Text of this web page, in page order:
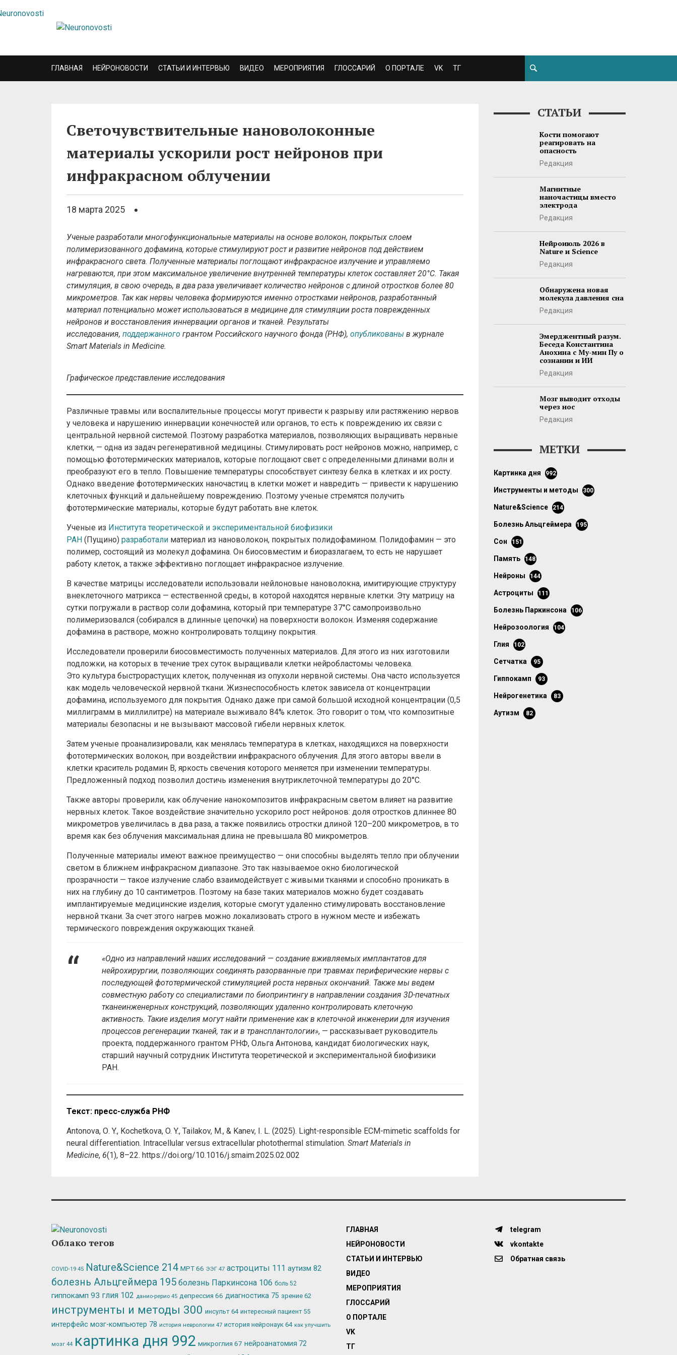
ГЛАВНАЯ НЕЙРОНОВОСТИ СТАТЬИ И ИНТЕРВЬЮ ВИДЕО МЕРОПРИЯТИЯ ГЛОССАРИЙ О ПОРТАЛЕ VK ТГ
Светочувствительные нановолоконные
материалы ускорили рост нейронов при
инфракрасном облучении
18 марта 2025
Ученые разработали многофункциональные материалы на основе волокон, покрытых слоем
полимеризованного дофамина, которые стимулируют рост и развитие нейронов под действием
инфракрасного света. Полученные материалы поглощают инфракрасное излучение и управляемо
нагреваются, при этом максимальное увеличение внутренней температуры клеток составляет 20°С. Такая
стимуляция, в свою очередь, в два раза увеличивает количество нейронов с длиной отростков более 80
микрометров. Так как нервы человека формируются именно отростками нейронов, разработанный
материал потенциально может использоваться в медицине для стимуляции роста поврежденных
нейронов и восстановления иннервации органов и тканей. Результаты
исследования, поддержанного грантом Российского научного фонда (РНФ), опубликованы в журнале
Smart Materials in Medicine.
Графическое представление исследования
Различные травмы или воспалительные процессы могут привести к разрыву или растяжению нервов
у человека и нарушению иннервации конечностей или органов, то есть к повреждению их связи с
центральной нервной системой. Поэтому разработка материалов, позволяющих выращивать нервные
клетки, — одна из задач регенеративной медицины. Стимулировать рост нейронов можно, например, с
помощью фототермических материалов, которые поглощают свет с определенными длинами волн и
преобразуют его в тепло. Повышение температуры способствует синтезу белка в клетках и их росту.
Однако введение фототермических наночастиц в клетки может и навредить — привести к нарушению
клеточных функций и дальнейшему повреждению. Поэтому ученые стремятся получить
фототермические материалы, которые будут работать вне клеток.
Ученые из Института теоретической и экспериментальной биофизики
РАН (Пущино) разработали материал из нановолокон, покрытых полидофамином. Полидофамин — это
полимер, состоящий из молекул дофамина. Он биосовместим и биоразлагаем, то есть не нарушает
работу клеток, а также эффективно поглощает инфракрасное излучение.
В качестве матрицы исследователи использовали нейлоновые нановолокна, имитирующие структуру
внеклеточного матрикса — естественной среды, в которой находятся нервные клетки. Эту матрицу на
сутки погружали в раствор соли дофамина, который при температуре 37°С самопроизвольно
полимеризовался (собирался в длинные цепочки) на поверхности волокон. Изменяя содержание
дофамина в растворе, можно контролировать толщину покрытия.
Исследователи проверили биосовместимость полученных материалов. Для этого из них изготовили
подложки, на которых в течение трех суток выращивали клетки нейробластомы человека.
Это культура быстрорастущих клеток, полученная из опухоли нервной системы. Она часто используется
как модель человеческой нервной ткани. Жизнеспособность клеток зависела от концентрации
дофамина, используемого для покрытия. Однако даже при самой большой исходной концентрации (0,5
миллиграмм в миллилитре) на материале выживало 84% клеток. Это говорит о том, что композитные
материалы безопасны и не вызывают массовой гибели нервных клеток.
Затем ученые проанализировали, как менялась температура в клетках, находящихся на поверхности
фототермических волокон, при воздействии инфракрасного облучения. Для этого авторы ввели в
клетки краситель родамин B, яркость свечения которого меняется при изменении температуры.
Предложенный подход позволил достичь изменения внутриклеточной температуры до 20°С.
Также авторы проверили, как облучение нанокомпозитов инфракрасным светом влияет на развитие
нервных клеток. Такое воздействие значительно ускорило рост нейронов: доля отростков длиннее 80
микрометров увеличилась в два раза, а также появились отростки длиной 120–200 микрометров, в то
время как без облучения максимальная длина не превышала 80 микрометров.
Полученные материалы имеют важное преимущество — они способны выделять тепло при облучении
светом в ближнем инфракрасном диапазоне. Это так называемое окно биологической
прозрачности — такое излучение слабо взаимодействует с живыми тканями и способно проникать в
них на глубину до 10 сантиметров. Поэтому на базе таких материалов можно будет создавать
имплантируемые медицинские изделия, которые смогут удаленно стимулировать восстановление
нервной ткани. За счет этого нагрев можно локализовать строго в нужном месте и избежать
термического повреждения окружающих тканей.
«Одно из направлений наших исследований — создание вживляемых имплантатов для
нейрохирургии, позволяющих соединять разорванные при травмах периферические нервы с
последующей фототермической стимуляцией роста нервных окончаний. Также мы ведем
совместную работу со специалистами по биопринтингу в направлении создания 3D-печатных
тканеинженерных конструкций, позволяющих удаленно контролировать клеточную
активность. Такие изделия могут найти применение как в клеточной инженерии для изучения
процессов регенерации тканей, так и в трансплантологии», — рассказывает руководитель
проекта, поддержанного грантом РНФ, Ольга Антонова, кандидат биологических наук,
старший научный сотрудник Института теоретической и экспериментальной биофизики
РАН.
Текст: пресс-служба РНФ
Аntonova, О. Y., Kochetkova, O. Y., Tailakov, M., & Kanev, I. L. (2025). Light-responsible ECM-mimetic scaffolds for
neural differentiation. Intracellular versus extracellular photothermal stimulation. Smart Materials in
Medicine, 6(1), 8–22. https://doi.org/10.1016/j.smaim.2025.02.002
СТАТЬИ
Кости помогают
реагировать на
опасность
Редакция
Магнитные
наночастицы вместо
электрода
Редакция
Нейроиюль 2026 в
Nature и Science
Редакция
Обнаружена новая
молекула давления сна
Редакция
Эмерджентный разум.
Беседа Константина
Анохина с Му-мин Пу о
сознании и ИИ
Редакция
Мозг выводит отходы
через нос
Редакция
МЕТКИ
картинка дня 992
инструменты и методы 300
Nature&Science 214
болезнь Альцгеймера 195
сон 151
память 148
нейроны 144
астроциты 111
болезнь Паркинсона 106
нейрозоология 104
глия 102
сетчатка 95
гиппокамп 93
нейрогенетика 83
аутизм 82
Облако тегов
COVID-19 45 Nature&Science 214 МРТ66 ЭЭГ 47 астроциты 111 аутизм 82
болезнь Альцгеймера 195 болезнь Паркинсона 106 боль 52
гиппокамп 93 глия 102 данио-рерио 45 депрессия 66 диагностика 75 зрение 62
инструменты и методы 300 инсульт 64 интересный пациент 55
интерфейс мозг-компьютер 78 история неврологии 47 история нейронаук 64 как улучшить
мозг 44 картинка дня 992 микроглия 67 нейроанатомия 72
ГЛАВНАЯ
НЕЙРОНОВОСТИ
СТАТЬИ И ИНТЕРВЬЮ
ВИДЕО
МЕРОПРИЯТИЯ
ГЛОССАРИЙ
О ПОРТАЛЕ
VK
ТГ
telegram
vkontakte
Обратная связь